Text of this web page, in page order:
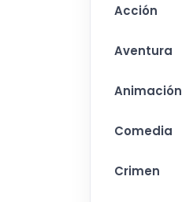
Acción
Aventura
Animación
Comedia
Crimen